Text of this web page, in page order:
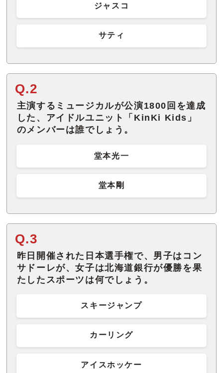
ジャスコ
サティ
Q.2
主演するミュージカルが公演1800回を達成
した、アイドルユニット「KinKi Kids」
のメンバーは誰でしょう。
堂本光一
堂本剛
Q.3
昨日開催された日本選手権で、男子はコン
サドーレが、女子は北海道銀行が優勝を果
たしたスポーツは何でしょう。
スキージャンプ
カーリング
アイスホッケー